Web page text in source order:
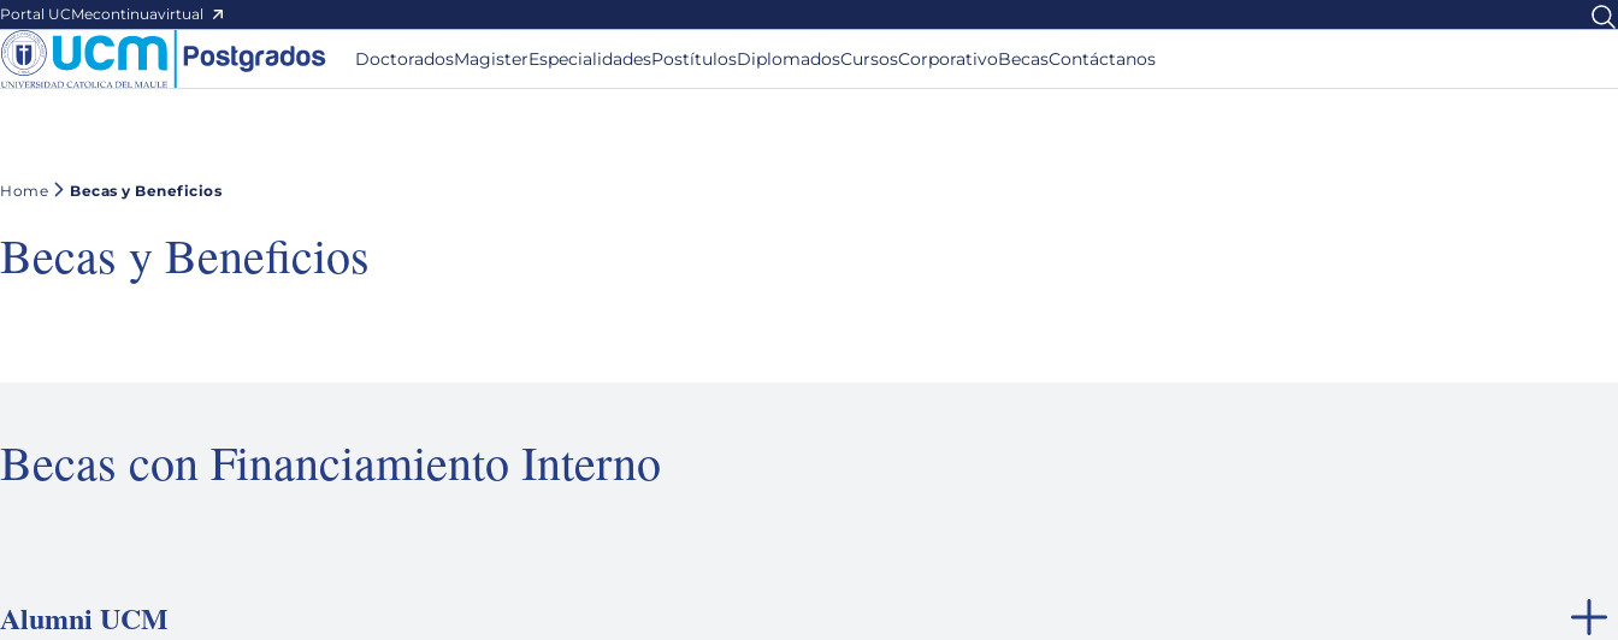
Portal UCMecontinuavirtual
DoctoradosMagisterEspecialidadesPostítulosDiplomadosCursosCorporativoBecasContáctanos
Home Becas y Beneficios
Becas y Beneficios
Becas con Financiamiento Interno
Alumni UCM